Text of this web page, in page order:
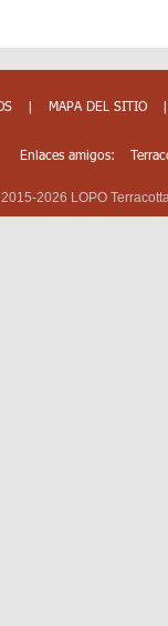
| MAPA DEL SITIO |
Enlaces amigos:
2026 LOPO